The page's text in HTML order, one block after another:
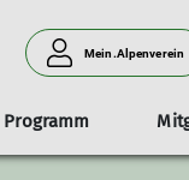
Mein.Alpenverein
Programm